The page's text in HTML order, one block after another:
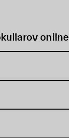
online